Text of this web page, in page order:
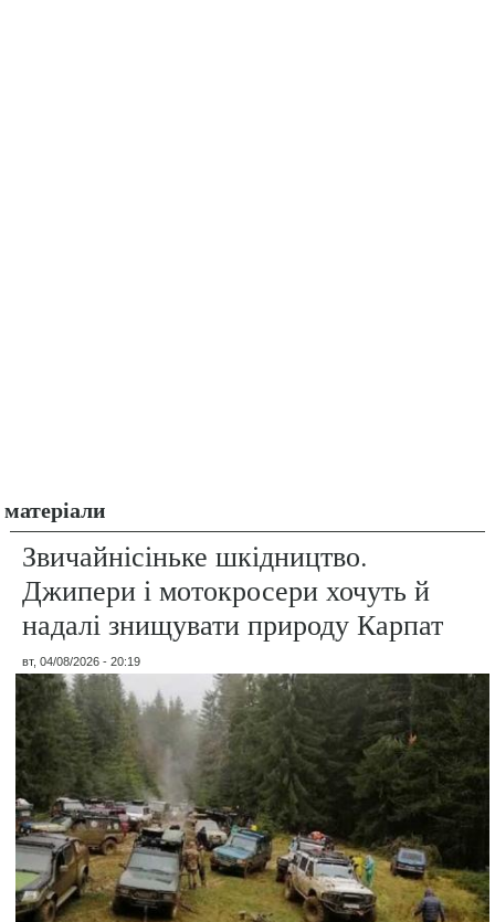
матеріали
Звичайнісіньке шкідництво.
Джипери і мотокросери хочуть й
надалі знищувати природу Карпат
вт, 04/08/2026 - 20:19